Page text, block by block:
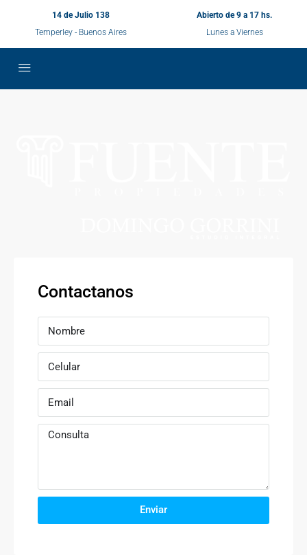
14 de Julio 138
Temperley - Buenos Aires
Abierto de 9 a 17 hs.
Lunes a Viernes
Contactanos
Enviar